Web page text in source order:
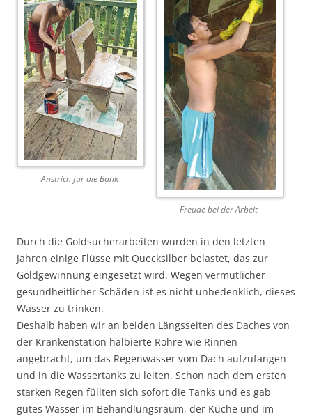
Anstrich für die Bank
Freude bei der Arbeit
Durch die Goldsucherarbeiten wurden in den letzten
Jahren einige Flüsse mit Quecksilber belastet, das zur
Goldgewinnung eingesetzt wird. Wegen vermutlicher
gesundheitlicher Schäden ist es nicht unbedenklich, dieses
Wasser zu trinken.
Deshalb haben wir an beiden Längsseiten des Daches von
der Krankenstation halbierte Rohre wie Rinnen
angebracht, um das Regenwasser vom Dach aufzufangen
und in die Wassertanks zu leiten. Schon nach dem ersten
starken Regen füllten sich sofort die Tanks und es gab
gutes Wasser im Behandlungsraum, der Küche und im